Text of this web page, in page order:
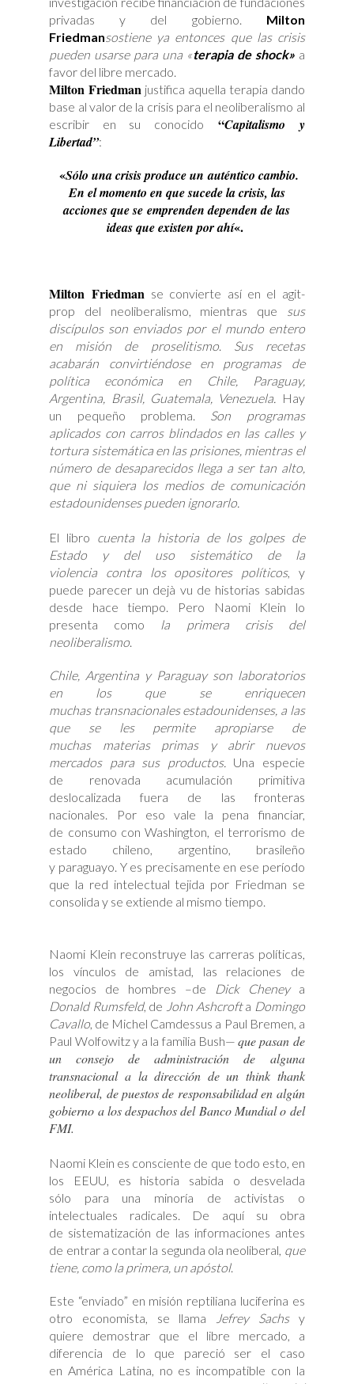
privadas y del gobierno. Milton
Friedmansostiene ya entonces que las crisis
pueden usarse para una «terapia de shock» a
favor del libre mercado.
Milton Friedman justifica aquella terapia dando
base al valor de la crisis para el neoliberalismo al
escribir en su conocido
“Capitalismo y
Libertad”:
«Sólo una crisis produce unauténtico cambio.
En el momento en que sucede la crisis, las
acciones que seemprenden dependen de las
ideas que existen por ahí«.
Milton Friedman se convierte así en el agit-
prop del neoliberalismo, mientras que
sus
discípulos son enviados por el mundo entero
en misión de proselitismo. Sus recetas
acabarán convirtiéndose en programas de
política económica en Chile, Paraguay,
Argentina, Brasil, Guatemala, Venezuela. Hay
un pequeño problema. Son programas
aplicados con carros blindados en las calles y
tortura sistemática en las prisiones, mientras el
número de desaparecidos llega a ser tan alto,
que ni siquiera los medios de comunicación
estadounidenses pueden ignorarlo.
El libro cuenta la historia de los golpes de
Estado y del uso sistemático de la
violencia contra los opositores políticos, y
puede parecer un dejà vu de historias sabidas
desde hace tiempo. Pero Naomi Klein lo
presenta como la primera crisis del
neoliberalismo.
Chile, Argentina y Paraguay son laboratorios
en los que se enriquecen
muchas transnacionales estadounidenses, a las
que se les permite apropiarse de
muchas materias primas y abrir nuevos
mercados para sus productos. Una especie
de renovada acumulación primitiva
deslocalizada fuera de las fronteras
nacionales. Por eso vale la pena financiar,
de consumo con Washington, el terrorismo de
estado chileno, argentino, brasileño
y paraguayo. Y es precisamente en ese período
que la red intelectual tejida por Friedman se
consolida y se extiende al mismo tiempo.
Naomi Klein reconstruye las carreras políticas,
los vínculos de amistad, las relaciones de
negocios de hombres –de
Dick Cheneya
Donald Rumsfeld, de John Ashcrofta Domingo
Cavallo, de Michel Camdessus a Paul Bremen, a
Paul Wolfowitz y a la familia Bush—que pasan de
un consejo de administración de alguna
transnacional a la dirección de un think thank
neoliberal, de puestos de responsabilidad en algún
gobierno a los despachos del Banco Mundial o del
FMI.
Naomi Klein es consciente de que todo esto, en
los EEUU, es historia sabida o desvelada
sólo para una minoría de activistas o
intelectuales radicales. De aquí su obra
de sistematización de las informaciones antes
de entrar a contar la segunda ola neoliberal, que
tiene, como la primera, un apóstol.
Este “enviado” en misión reptiliana luciferina es
otro economista, se llama
Jefrey Sachsy
quiere demostrar que el libre mercado, a
diferencia de lo que pareció ser el caso
en América Latina, no es incompatible con la